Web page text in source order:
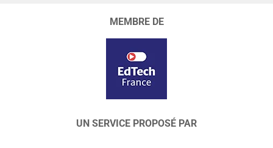
MEMBRE DE
UN SERVICE PROPOSÉ PAR